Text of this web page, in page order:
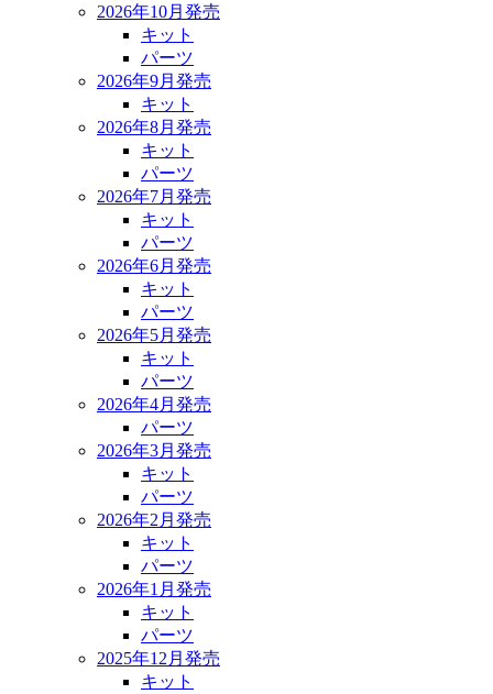
2026年10月発売
キット
パーツ
2026年9月発売
キット
2026年8月発売
キット
パーツ
2026年7月発売
キット
パーツ
2026年6月発売
キット
パーツ
2026年5月発売
キット
パーツ
2026年4月発売
パーツ
2026年3月発売
キット
パーツ
2026年2月発売
キット
パーツ
2026年1月発売
キット
パーツ
2025年12月発売
キット